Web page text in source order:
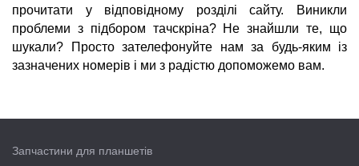
прочитати у відповідному розділі сайту. Виникли
проблеми з підбором тачскріна? Не знайшли те, що
шукали? Просто зателефонуйте нам за будь-яким із
зазначених номерів і ми з радістю допоможемо вам.
Запчастини для планшетів